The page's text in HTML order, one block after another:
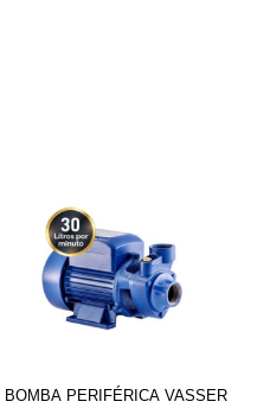
BOMBA PERIFÉRICA VASSER